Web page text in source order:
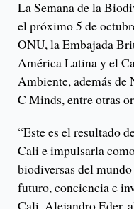
La Semana de la
el próximo 5 de
ONU, la Embajada
América Latina y el
Ambiente, además
C Minds, entre otras
“Este es el resultado
Cali e impulsarla
biodiversas del
futuro, conciencia e